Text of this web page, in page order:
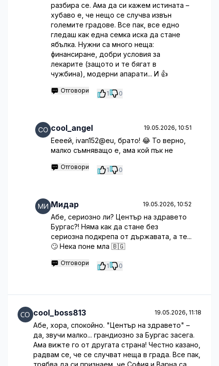
разбира се. Ама да си кажем истината –
хубаво е, че нещо се случва извън
големите градове. Все пак, все едно
гледаш как една семка иска да стане
ябълка. Нужни са много неща:
финансиране, добри условия за
лекарите (защото и те бягат в
чужбина), модерни апарати... И 👍
Отговори 1 0
cool_angel 19.05.2026, 10:51
Еееей, ivan152@eu, брато! 😂 То верно,
малко съмняващо е, ама кой пък не
Отговори 1 0
Мидар 19.05.2026, 10:52
Абе, сериозно ли? Център на здравето
Бургас?! Няма как да стане без
сериозна подкрепа от държавата, а те...
🙄 Нека поне мла 🇧🇬
Отговори 1 0
cool_boss813 19.05.2026, 11:18
Абе, хора, спокойно. "Център на здравето" –
да, звучи малко... грандиозно за Бургас засега.
Ама вижте го от другата страна! Честно казано,
радвам се, че се случват неща в града. Все пак,
трябва да си признаем, че София и Варна са